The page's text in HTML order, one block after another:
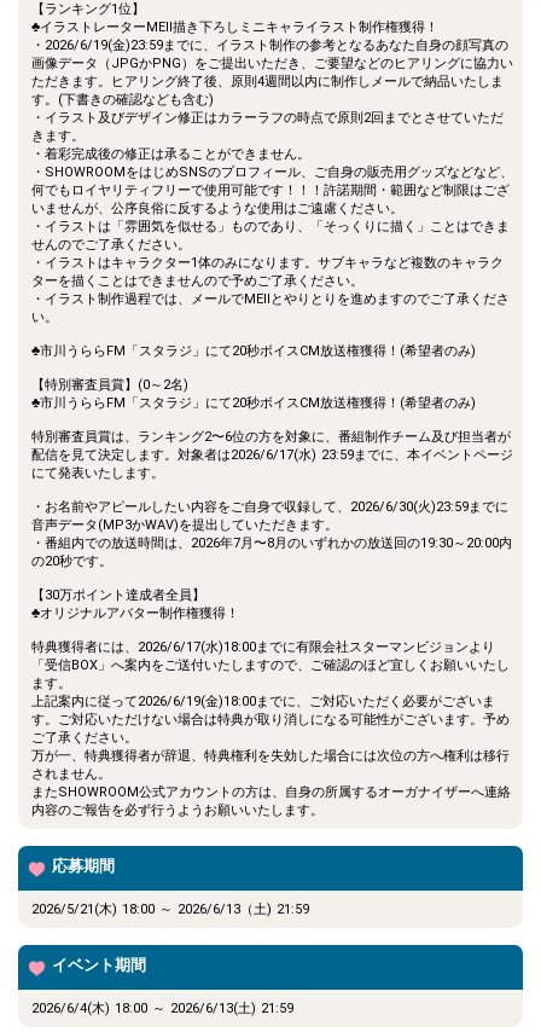
【ランキング1位】
♣イラストレーターMEll描き下ろしミニキャライラスト制作権獲得！
・2026/6/19(金)23:59までに、イラスト制作の参考となるあなた自身の顔写真の
画像データ（JPGかPNG）をご提出いただき、ご要望などのヒアリングに協力い
ただきます。ヒアリング終了後、原則4週間以内に制作しメールで納品いたしま
す。(下書きの確認なども含む)
・イラスト及びデザイン修正はカラーラフの時点で原則2回までとさせていただ
きます。
・着彩完成後の修正は承ることができません。
・SHOWROOMをはじめSNSのプロフィール、ご自身の販売用グッズなどなど、
何でもロイヤリティフリーで使用可能です！！！許諾期間・範囲など制限はござ
いませんが、公序良俗に反するような使用はご遠慮ください。
・イラストは「雰囲気を似せる」ものであり、「そっくりに描く」ことはできま
せんのでご了承ください。
・イラストはキャラクター1体のみになります。サブキャラなど複数のキャラク
ターを描くことはできませんので予めご了承ください。
・イラスト制作過程では、メールでMEllとやりとりを進めますのでご了承くださ
い。
♣市川うららFM「スタラジ」にて20秒ボイスCM放送権獲得！(希望者のみ)
【特別審査員賞】(0～2名)
♣市川うららFM「スタラジ」にて20秒ボイスCM放送権獲得！(希望者のみ)
特別審査員賞は、ランキング2〜6位の方を対象に、番組制作チーム及び担当者が
配信を見て決定します。対象者は2026/6/17(水) 23:59までに、本イベントページ
にて発表いたします。
・お名前やアピールしたい内容をご自身で収録して、2026/6/30(火)23:59までに
音声データ(MP3かWAV)を提出していただきます。
・番組内での放送時間は、2026年7月〜8月のいずれかの放送回の19:30～20:00内
の20秒です。
【30万ポイント達成者全員】
♣オリジナルアバター制作権獲得！
特典獲得者には、2026/6/17(水)18:00までに有限会社スターマンビジョンより
「受信BOX」へ案内をご送付いたしますので、ご確認のほど宜しくお願いいたし
ます。
上記案内に従って2026/6/19(金)18:00までに、ご対応いただく必要がございま
す。ご対応いただけない場合は特典が取り消しになる可能性がございます。予め
ご了承ください。
万が一、特典獲得者が辞退、特典権利を失効した場合には次位の方へ権利は移行
されません。
またSHOWROOM公式アカウントの方は、自身の所属するオーガナイザーへ連絡
内容のご報告を必ず行うようお願いいたします。
応募期間
2026/5/21(木) 18:00 ～ 2026/6/13（土) 21:59
イベント期間
2026/6/4(木) 18:00 ～ 2026/6/13(土) 21:59